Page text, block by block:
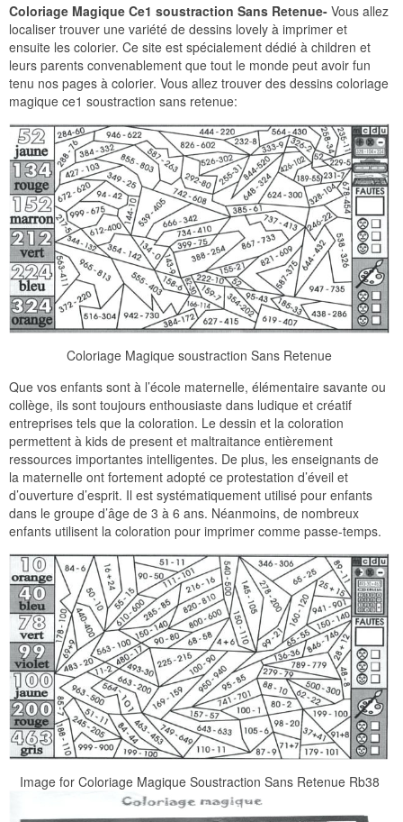
Coloriage Magique Ce1 soustraction Sans Retenue- Vous allez
localiser trouver une variété de dessins lovely à imprimer et
ensuite les colorier. Ce site est spécialement dédié à children et
leurs parents convenablement que tout le monde peut avoir fun
tenu nos pages à colorier. Vous allez trouver des dessins coloriage
magique ce1 soustraction sans retenue:
Coloriage Magique soustraction Sans Retenue
Que vos enfants sont à l’école maternelle, élémentaire savante ou
collège, ils sont toujours enthousiaste dans ludique et créatif
entreprises tels que la coloration. Le dessin et la coloration
permettent à kids de present et maltraitance entièrement
ressources importantes intelligentes. De plus, les enseignants de
la maternelle ont fortement adopté ce protestation d’éveil et
d’ouverture d’esprit. Il est systématiquement utilisé pour enfants
dans le groupe d’âge de 3 à 6 ans. Néanmoins, de nombreux
enfants utilisent la coloration pour imprimer comme passe-temps.
Image for Coloriage Magique Soustraction Sans Retenue Rb38